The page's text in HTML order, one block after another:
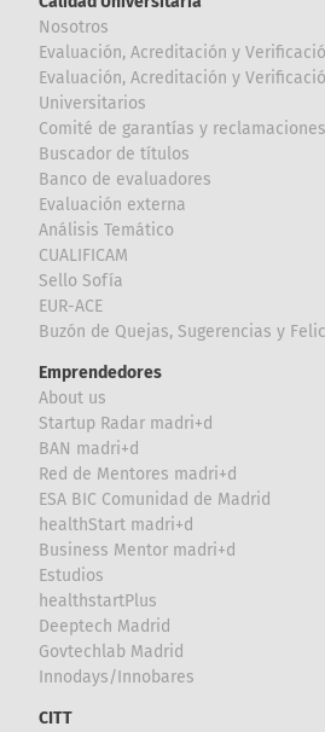
Nosotros
Evaluación, Acreditación y
Evaluación, Acreditación y
Universitarios
Comité de garantías y reclamaciones
Buscador de títulos
Banco de evaluadores
Evaluación externa
Análisis Temático
CUALIFICAM
Sello Sofía
EUR-ACE
Buzón de Quejas, Sugerencias y
Emprendedores
About us
Startup Radar madri+d
BAN madri+d
Red de Mentores madri+d
ESA BIC Comunidad de Madrid
healthStart madri+d
Business Mentor madri+d
Estudios
healthstartPlus
Deeptech Madrid
Govtechlab Madrid
Innodays/Innobares
CITT